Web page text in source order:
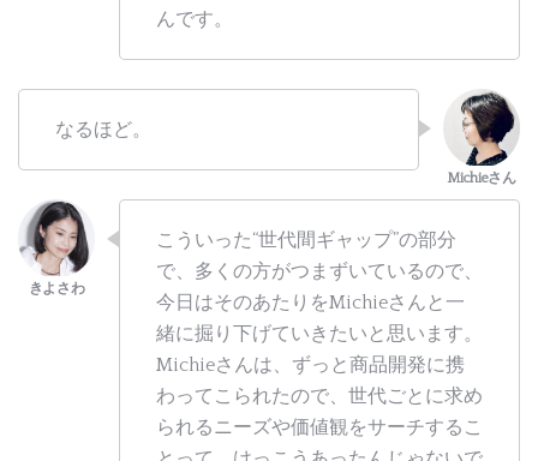
んです。
なるほど。
こういった“世代間ギャップ”の部分
で、多くの方がつまずいているので、
今日はそのあたりをMichieさんと一
緒に掘り下げていきたいと思います。
Michieさんは、ずっと商品開発に携
わってこられたので、世代ごとに求め
られるニーズや価値観をサーチするこ